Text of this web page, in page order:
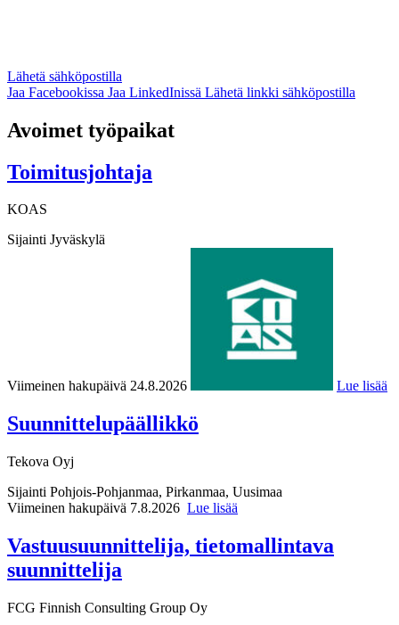
Lähetä sähköpostilla
Jaa Facebookissa Jaa LinkedInissä Lähetä linkki sähköpostilla
Avoimet työpaikat
Toimitusjohtaja
KOAS
Sijainti Jyväskylä
Viimeinen hakupäivä 24.8.2026 Lue lisää
Suunnittelupäällikkö
Tekova Oyj
Sijainti Pohjois-Pohjanmaa, Pirkanmaa, Uusimaa
Viimeinen hakupäivä 7.8.2026 Lue lisää
Vastuusuunnittelija, tietomallintava
suunnittelija
FCG Finnish Consulting Group Oy